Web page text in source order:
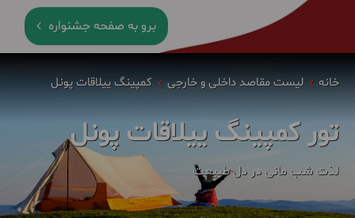
برو به صفحه جشنواره
خانه لیست مقاصد داخلی و خارجی کمپینگ ییلاقات پونل
تور کمپینگ ییلاقات پونل
لذت شب مانی در دل طبیعت